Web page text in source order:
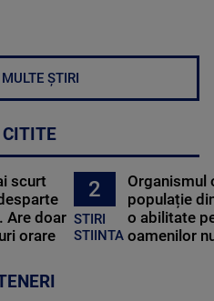
ȘTIRI
scurt
Are doar
orare
2
STIRI
STIINTA
Organismul
populație
o abilitate
oamenilor